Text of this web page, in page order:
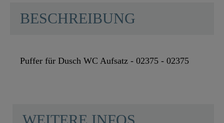
BESCHREIBUNG
Puffer für Dusch WC Aufsatz - 02375 - 02375